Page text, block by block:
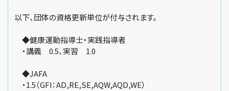
以下、団体の資格更新単位が付与されます。
◆健康運動指導士・実践指導者
・講義 0.5、実習 1.0
◆JAFA
・1.5（GFI：AD,RE,SE,AQW,AQD,WE）